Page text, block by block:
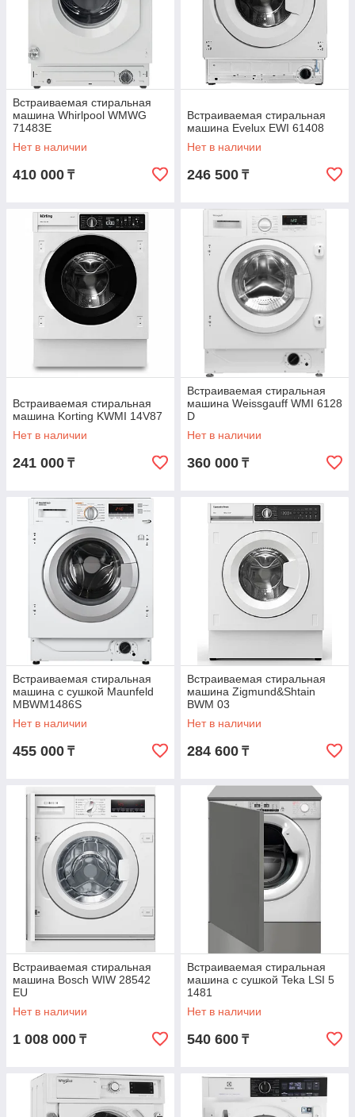
Встраиваемая стиральная
машина Whirlpool WMWG
71483E
Нет в наличии
410 000 ₸
Встраиваемая стиральная
машина Evelux EWI 61408
Нет в наличии
246 500 ₸
Встраиваемая стиральная
машина Korting KWMI 14V87
Нет в наличии
241 000 ₸
Встраиваемая стиральная
машина Weissgauff WMI 6128
D
Нет в наличии
360 000 ₸
Встраиваемая стиральная
машина с сушкой Maunfeld
MBWM1486S
Нет в наличии
455 000 ₸
Встраиваемая стиральная
машина Zigmund&Shtain
BWM 03
Нет в наличии
284 600 ₸
Встраиваемая стиральная
машина Bosch WIW 28542
EU
Нет в наличии
1 008 000 ₸
Встраиваемая стиральная
машина с сушкой Teka LSI 5
1481
Нет в наличии
540 600 ₸